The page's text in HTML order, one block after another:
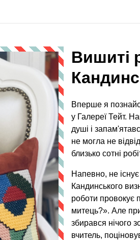
Вишиті
Вперше я
у Галереї Тейт.
душі і
не могла не
близько сотні
Напевно, не
Кандинського
роботи провокує
митець?». Але
збирався нічого
вчитель,